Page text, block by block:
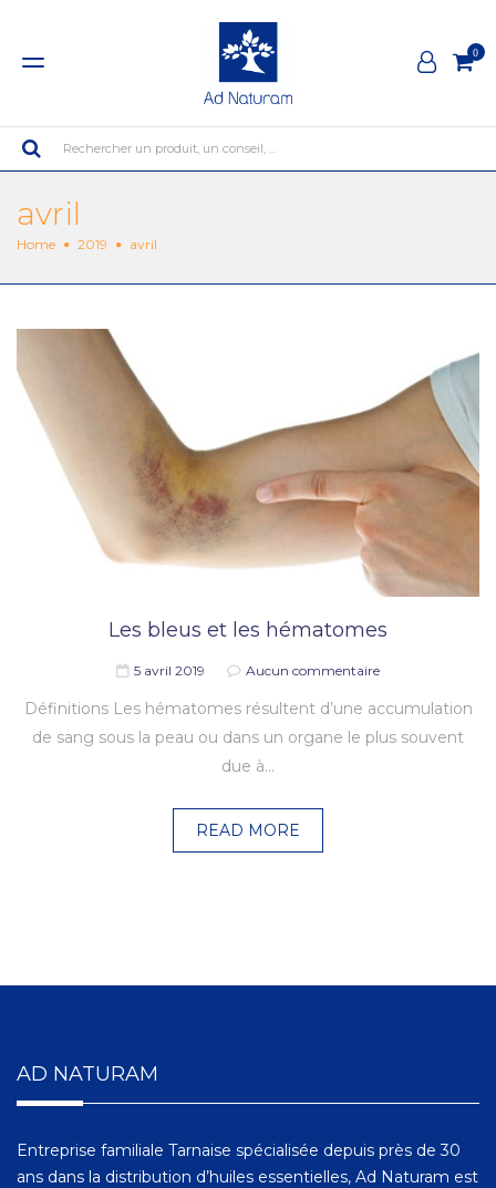
0
Rechercher un produit, un conseil, ...
avril
Home 2019 avril
Les bleus et les hématomes
5 avril 2019 Aucun commentaire
Définitions Les hématomes résultent d’une accumulation
de sang sous la peau ou dans un organe le plus souvent
due à…
READ MORE
AD NATURAM
Entreprise familiale Tarnaise spécialisée depuis près de 30
ans dans la distribution d’huiles essentielles, Ad Naturam est